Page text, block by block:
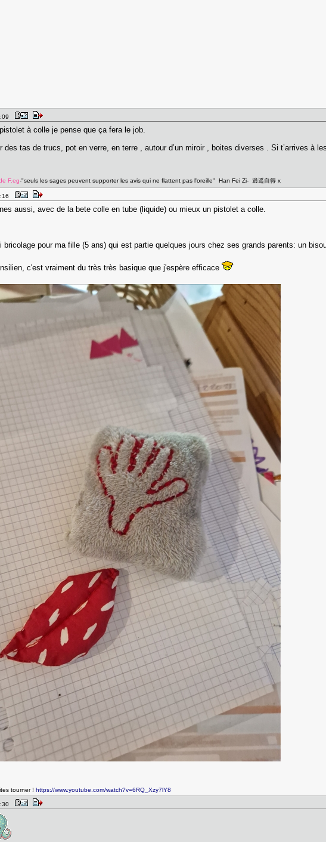
à colle je pense que ça fera le job.
des tas de trucs, pot en verre, en terre , autour d’un miroir , boites diverses . Si t’arrives à
F.eg-"seuls les sages peuvent supporter les avis qui ne flattent pas l'oreille" Han Fei Zi- 逍遥自得 x
aussi, avec de la bete colle en tube (liquide) ou mieux un pistolet a colle.
bricolage pour ma fille (5 ans) qui est partie quelques jours chez ses grands parents: un
c'est vraiment du très très basique que j'espère efficace
tourner !https://www.youtube.com/watch?v=6RQ_Xzy7lY8